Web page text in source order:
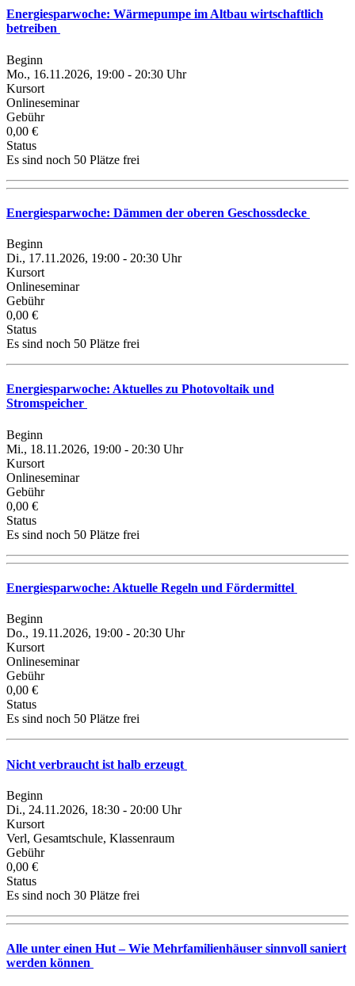
Energiesparwoche: Wärmepumpe im Altbau wirtschaftlich
betreiben
Beginn
Mo., 16.11.2026, 19:00 - 20:30 Uhr
Kursort
Onlineseminar
Gebühr
0,00 €
Status
Es sind noch 50 Plätze frei
Energiesparwoche: Dämmen der oberen Geschossdecke
Beginn
Di., 17.11.2026, 19:00 - 20:30 Uhr
Kursort
Onlineseminar
Gebühr
0,00 €
Status
Es sind noch 50 Plätze frei
Energiesparwoche: Aktuelles zu Photovoltaik und
Stromspeicher
Beginn
Mi., 18.11.2026, 19:00 - 20:30 Uhr
Kursort
Onlineseminar
Gebühr
0,00 €
Status
Es sind noch 50 Plätze frei
Energiesparwoche: Aktuelle Regeln und Fördermittel
Beginn
Do., 19.11.2026, 19:00 - 20:30 Uhr
Kursort
Onlineseminar
Gebühr
0,00 €
Status
Es sind noch 50 Plätze frei
Nicht verbraucht ist halb erzeugt
Beginn
Di., 24.11.2026, 18:30 - 20:00 Uhr
Kursort
Verl, Gesamtschule, Klassenraum
Gebühr
0,00 €
Status
Es sind noch 30 Plätze frei
Alle unter einen Hut – Wie Mehrfamilienhäuser sinnvoll saniert
werden können